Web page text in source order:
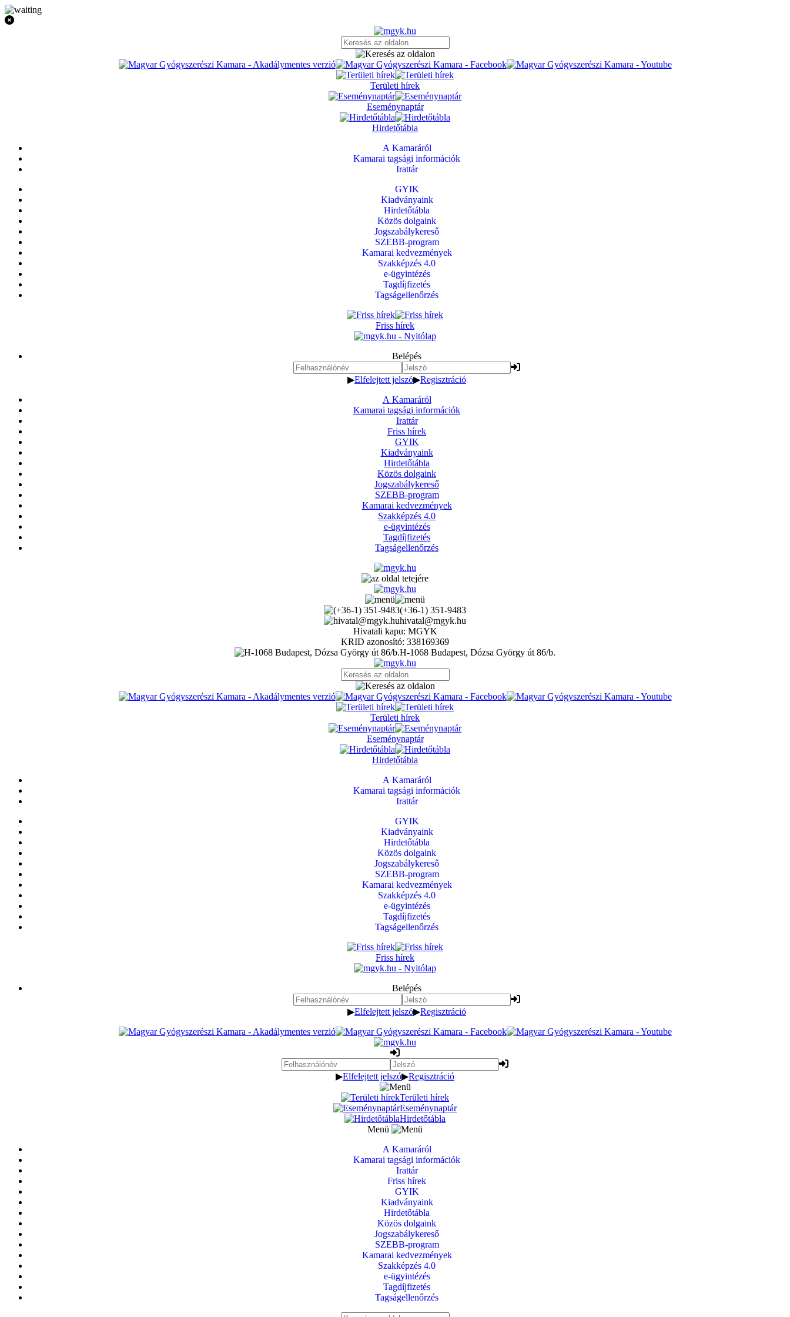
Területi hírek
Eseménynaptár
Hirdetőtábla
A Kamaráról
Kamarai tagsági információk
Irattár
GYIK
Kiadványaink
Hirdetőtábla
Közös dolgaink
Jogszabálykereső
SZEBB-program
Kamarai kedvezmények
Szakképzés 4.0
e-ügyintézés
Tagdíjfizetés
Tagságellenőrzés
Friss hírek
Belépés
▶Elfelejtett jelszó▶Regisztráció
A Kamaráról
Kamarai tagsági információk
Irattár
Friss hírek
GYIK
Kiadványaink
Hirdetőtábla
Közös dolgaink
Jogszabálykereső
SZEBB-program
Kamarai kedvezmények
Szakképzés 4.0
e-ügyintézés
Tagdíjfizetés
Tagságellenőrzés
(+36-1) 351-9483
hivatal@mgyk.hu
Hivatali kapu: MGYK
KRID azonosító: 338169369
H-1068 Budapest, Dózsa György út 86/b.
Területi hírek
Eseménynaptár
Hirdetőtábla
A Kamaráról
Kamarai tagsági információk
Irattár
GYIK
Kiadványaink
Hirdetőtábla
Közös dolgaink
Jogszabálykereső
SZEBB-program
Kamarai kedvezmények
Szakképzés 4.0
e-ügyintézés
Tagdíjfizetés
Tagságellenőrzés
Friss hírek
Belépés
▶Elfelejtett jelszó▶Regisztráció
▶Elfelejtett jelszó▶Regisztráció
Területi hírek
Eseménynaptár
Hirdetőtábla
Menü
A Kamaráról
Kamarai tagsági információk
Irattár
Friss hírek
GYIK
Kiadványaink
Hirdetőtábla
Közös dolgaink
Jogszabálykereső
SZEBB-program
Kamarai kedvezmények
Szakképzés 4.0
e-ügyintézés
Tagdíjfizetés
Tagságellenőrzés